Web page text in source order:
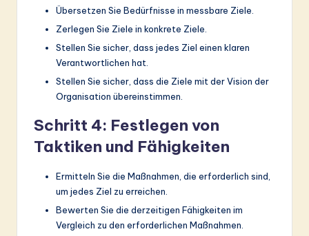
Übersetzen Sie Bedürfnisse in messbare Ziele.
Zerlegen Sie Ziele in konkrete Ziele.
Stellen Sie sicher, dass jedes Ziel einen klaren
Verantwortlichen hat.
Stellen Sie sicher, dass die Ziele mit der Vision der
Organisation übereinstimmen.
Schritt 4: Festlegen von
Taktiken und Fähigkeiten
Ermitteln Sie die Maßnahmen, die erforderlich sind,
um jedes Ziel zu erreichen.
Bewerten Sie die derzeitigen Fähigkeiten im
Vergleich zu den erforderlichen Maßnahmen.